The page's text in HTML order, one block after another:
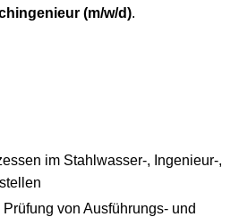
(m/w/d).
im Stahlwasser‑, Ingenieur‑,
von Ausführungs‑ und